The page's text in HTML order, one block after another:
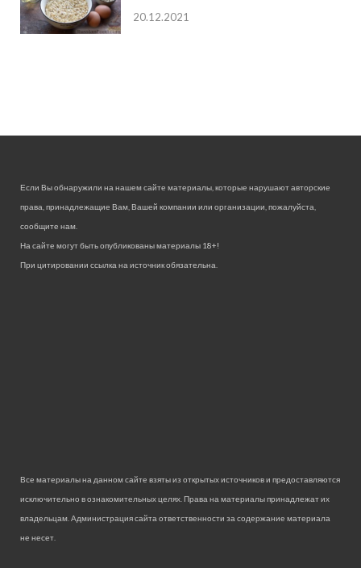
20.12.2021
Если Вы обнаружили на нашем сайте материалы, которые нарушают авторские
права, принадлежащие Вам, Вашей компании или организации, пожалуйста,
сообщите нам.
На сайте могут быть опубликованы материалы 18+!
При цитировании ссылка на источник обязательна.
Все материалы на данном сайте взяты из открытых источников и предоставляются
исключительно в ознакомительных целях. Права на материалы принадлежат их
владельцам. Администрация сайта ответственности за содержание материала
не несет.